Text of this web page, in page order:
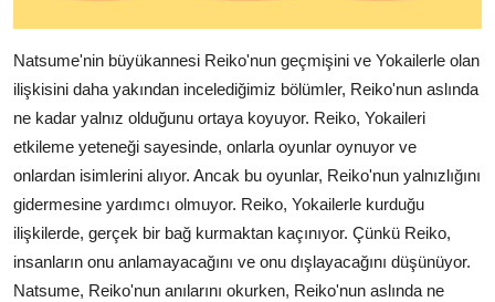
Natsume'nin büyükannesi Reiko'nun geçmişini ve Yokailerle olan
ilişkisini daha yakından incelediğimiz bölümler, Reiko'nun aslında
ne kadar yalnız olduğunu ortaya koyuyor. Reiko, Yokaileri
etkileme yeteneği sayesinde, onlarla oyunlar oynuyor ve
onlardan isimlerini alıyor. Ancak bu oyunlar, Reiko'nun yalnızlığını
gidermesine yardımcı olmuyor. Reiko, Yokailerle kurduğu
ilişkilerde, gerçek bir bağ kurmaktan kaçınıyor. Çünkü Reiko,
insanların onu anlamayacağını ve onu dışlayacağını düşünüyor.
Natsume, Reiko'nun anılarını okurken, Reiko'nun aslında ne